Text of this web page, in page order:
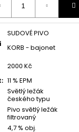
SUDOVÉ PIVO
KORB - bajonet
2000 Kč
: 11 % EPM
Světlý ležák
českého typu
Pivo světlý ležák
filtrovaný
4,7 % obj.